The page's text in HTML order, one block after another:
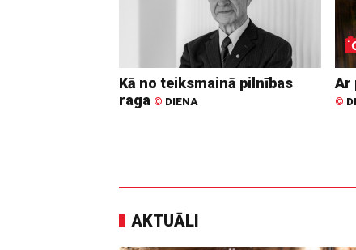
Kā no teiksmainā pilnības
raga © DIENA
Ar
©
AKTUĀLI